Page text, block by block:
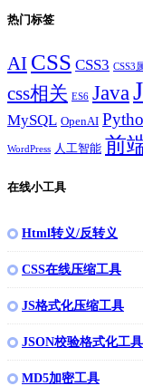
热门标签
AI CSS CSS3 CSS3
css相关 ES6 Java
MySQL OpenAI
WordPress 人工智能 前
在线小工具
Html转义/反转义
CSS在线压缩工具
JS格式化压缩工具
JSON校验格式化工具
MD5加密工具